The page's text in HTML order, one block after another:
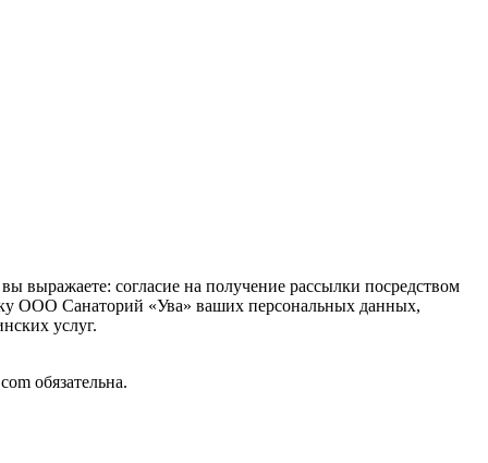
выражаете: согласие на получение рассылки посредством
ООО Санаторий «Ува» ваших персональных данных,
услуг.
обязательна.